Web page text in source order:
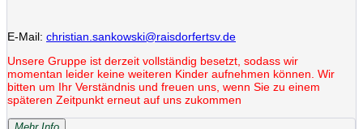
E-Mail: christian.sankowski@raisdorfertsv.de
Unsere Gruppe ist derzeit vollständig besetzt, sodass wir
momentan leider keine weiteren Kinder aufnehmen können. Wir
bitten um Ihr Verständnis und freuen uns, wenn Sie zu einem
späteren Zeitpunkt erneut auf uns zukommen